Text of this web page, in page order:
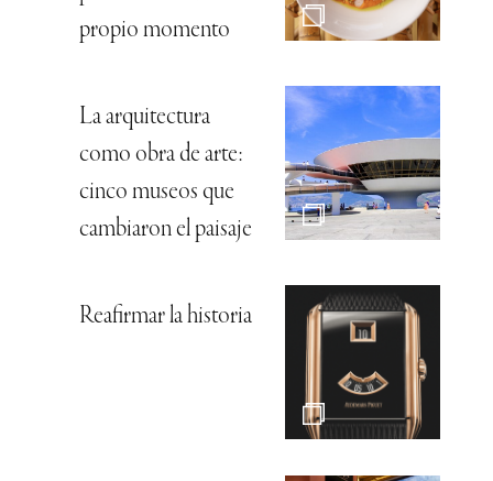
propio momento
La arquitectura
como obra de arte:
cinco museos que
cambiaron el paisaje
Reafirmar la historia